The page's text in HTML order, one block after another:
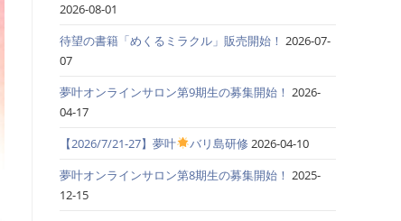
2026-08-01
待望の書籍「めくるミラクル」販売開始！ 2026-07-
07
夢叶オンラインサロン第9期生の募集開始！ 2026-
04-17
【2026/7/21-27】夢叶
バリ島研修2026-04-10
夢叶オンラインサロン第8期生の募集開始！ 2025-
12-15